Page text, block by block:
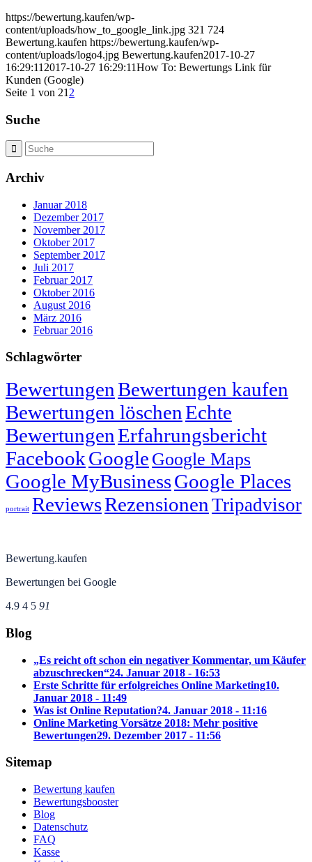
https://bewertung.kaufen/wp-
content/uploads/how_to_google_link.jpg 321 724
Bewertung.kaufen https://bewertung.kaufen/wp-
content/uploads/logo4.jpg Bewertung.kaufen2017-10-27
16:29:11 2017-10-27 16:29:11How To: Bewertungs Link für
Kunden (Google)
Seite 1 von 21 2
Suche
Archiv
Januar 2018
Dezember 2017
November 2017
Oktober 2017
September 2017
Juli 2017
Februar 2017
Oktober 2016
August 2016
März 2016
Februar 2016
Schlagwörter
BewertungenBewertungen kaufen
Bewertungen löschenEchte
BewertungenErfahrungsbericht
FacebookGoogle Google Maps
Google MyBusinessGoogle Places
portrait ReviewsRezensionen Tripadvisor
Bewertung.kaufen
Bewertungen bei Google
4.9 4 5 91
Blog
„Es reicht oft schon ein negativer Kommentar, um Käufer
abzuschrecken“24. Januar 2018 - 16:53
Erste Schritte für erfolgreiches Online Marketing10.
Januar 2018 - 11:49
Was ist Online Reputation?4. Januar 2018 - 11:16
Online Marketing Vorsätze 2018: Mehr positive
Bewertungen29. Dezember 2017 - 11:56
Sitemap
Bewertung kaufen
Bewertungsbooster
Blog
Datenschutz
FAQ
Kasse